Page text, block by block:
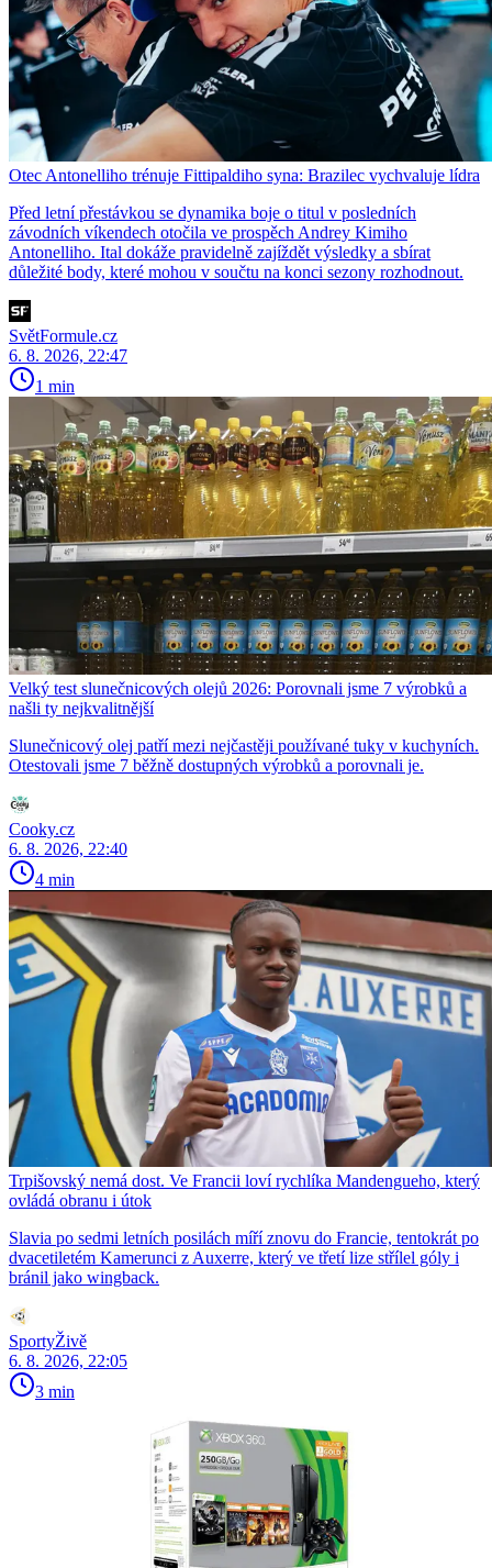
Otec Antonelliho trénuje Fittipaldiho syna: Brazilec vychvaluje lídra
Před letní přestávkou se dynamika boje o titul v posledních
závodních víkendech otočila ve prospěch Andrey Kimiho
Antonelliho. Ital dokáže pravidelně zajíždět výsledky a sbírat
důležité body, které mohou v součtu na konci sezony rozhodnout.
SvětFormule.cz
6. 8. 2026, 22:47
1 min
Velký test slunečnicových olejů 2026: Porovnali jsme 7 výrobků a
našli ty nejkvalitnější
Slunečnicový olej patří mezi nejčastěji používané tuky v kuchyních.
Otestovali jsme 7 běžně dostupných výrobků a porovnali je.
Cooky.cz
6. 8. 2026, 22:40
4 min
Trpišovský nemá dost. Ve Francii loví rychlíka Mandengueho, který
ovládá obranu i útok
Slavia po sedmi letních posilách míří znovu do Francie, tentokrát po
dvacetiletém Kamerunci z Auxerre, který ve třetí lize střílel góly i
bránil jako wingback.
SportyŽivě
6. 8. 2026, 22:05
3 min